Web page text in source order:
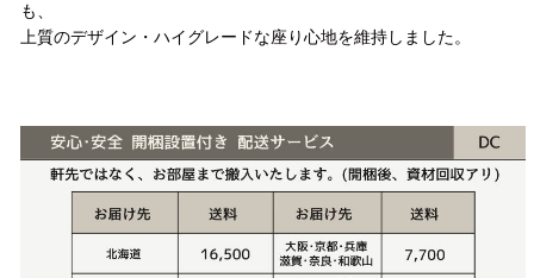
も、
上質のデザイン・ハイグレードな座り心地を維持しました。